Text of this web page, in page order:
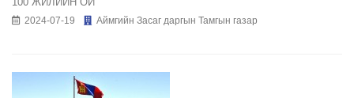
2024-07-19 Аймгийн Засаг даргын Тамгын газар